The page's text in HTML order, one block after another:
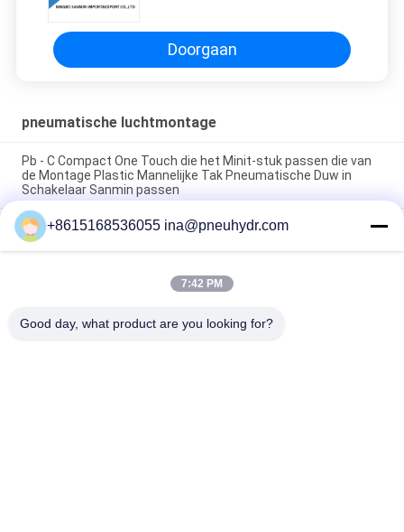
Maniermontage 2Way/3 in te
passen Sanmin
Doorgaan
pneumatische luchtmontage
Pb - C Compact One Touch die het Minit-stuk passen die van
de Montage Plastic Mannelijke Tak Pneumatische Duw in
Schakelaar Sanmin passen
NBSANMINSE van de de Montagegeluiddemper van de C
Pneumatische Lucht van de het Gaspedaalklep Pneumatische
het Messingsknalpot
Messing van de de Luchtmontage van de Rcdraad KF het
+8615168536055 ina@pneuhydr.com
7:42 PM
Good day, what product are you looking for?